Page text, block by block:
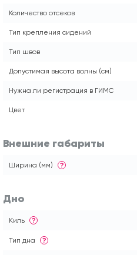
Количество отсеков
Тип крепления сидений
Тип швов
Допустимая высота волны (см)
Нужна ли регистрация в ГИМС
Цвет
Внешние габариты
Ширина (мм) ?
Дно
Киль ?
Тип дна ?